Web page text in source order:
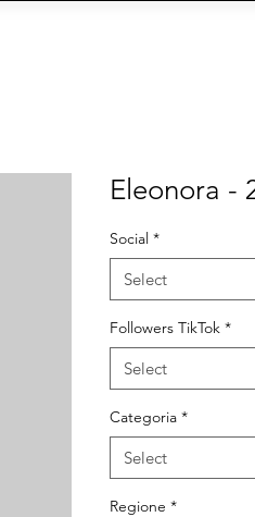
Eleonora -
Social *
Select
Followers TikTok *
Select
Categoria *
Select
Regione *